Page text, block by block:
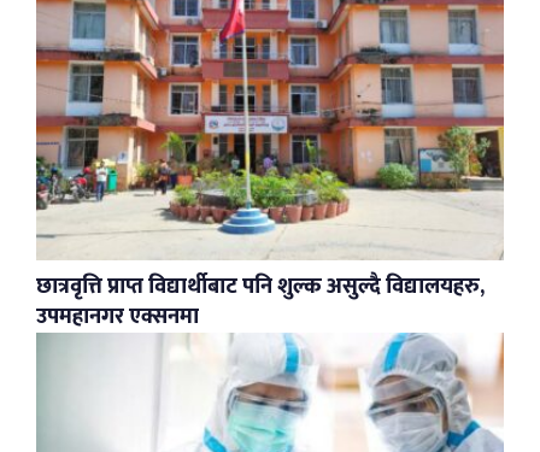
छात्रवृत्ति प्राप्त विद्यार्थीबाट पनि शुल्क असुल्दै विद्यालयहरु,
उपमहानगर एक्सनमा